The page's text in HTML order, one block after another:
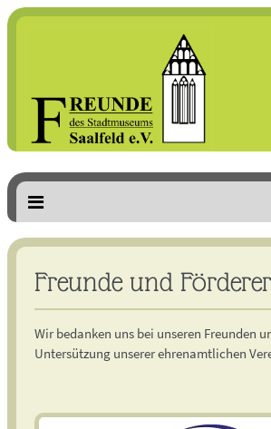
Freunde und Förderer
Wir bedanken uns bei unseren Freunden
Untersützung unserer ehrenamtlichen